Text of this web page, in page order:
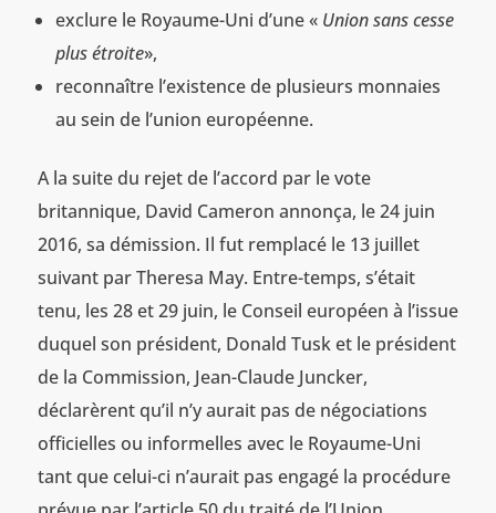
exclure le Royaume-Uni d’une « Union sans cesse
plus étroite»,
reconnaître l’existence de plusieurs monnaies
au sein de l’union européenne.
A la suite du rejet de l’accord par le vote
britannique, David Cameron annonça, le 24 juin
2016, sa démission. Il fut remplacé le 13 juillet
suivant par Theresa May. Entre-temps, s’était
tenu, les 28 et 29 juin, le Conseil européen à l’issue
duquel son président, Donald Tusk et le président
de la Commission, Jean-Claude Juncker,
déclarèrent qu’il n’y aurait pas de négociations
officielles ou informelles avec le Royaume-Uni
tant que celui-ci n’aurait pas engagé la procédure